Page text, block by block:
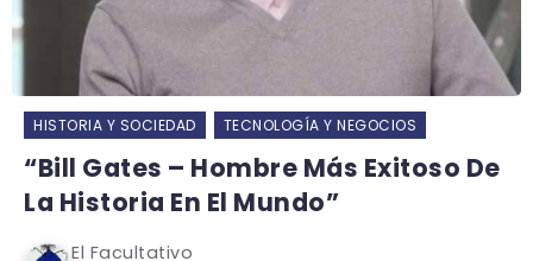
HISTORIA Y SOCIEDAD TECNOLOGÍA Y NEGOCIOS
“Bill Gates – Hombre Más Exitoso De
La Historia En El Mundo”
El Facultativo